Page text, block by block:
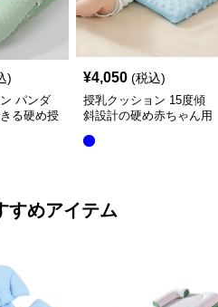
)
パンダ
る硬め授
¥4,050 (税込)
授乳クッション 15度傾
斜設計の硬め赤ちゃん用
すめアイテム